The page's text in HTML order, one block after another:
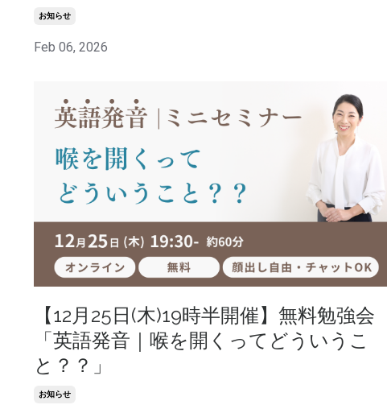
お知らせ
Feb 06, 2026
【12月25日(木)19時半開催】無料勉強会
「英語発音｜喉を開くってどういうこ
と？？」
お知らせ